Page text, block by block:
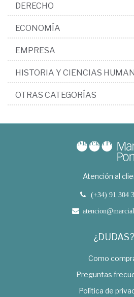
DERECHO
ECONOMÍA
EMPRESA
HISTORIA Y CIENCIAS
OTRAS CATEGORÍAS
Atención al
(+34) 91 304
¿DUDAS?
Como
Preguntas
Política de